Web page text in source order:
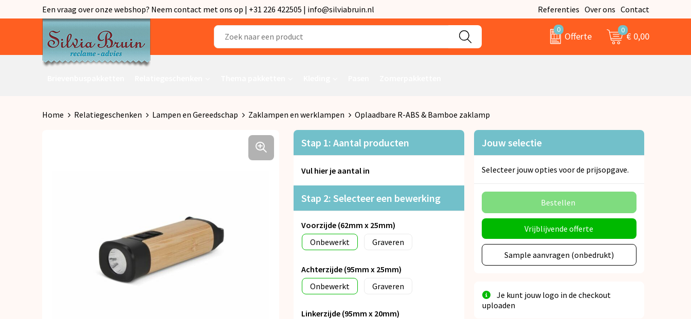
Een vraag over onze webshop? Neem contact met ons op | +31 226 422505 | info@silviabruin.nl Referenties Over ons Contact
0
Offerte
0
€ 0,00
Home Relatiegeschenken Lampen en Gereedschap Zaklampen en werklampen Oplaadbare R-ABS & Bamboe zaklamp
Stap 1: Aantal producten
Vul hier je aantal in
Stap 2: Selecteer een bewerking
Voorzijde (62mm x 25mm)
Onbewerkt
Graveren
Achterzijde (95mm x 25mm)
Onbewerkt
Graveren
Linkerzijde (95mm x 20mm)
Jouw selectie
Selecteer jouw opties voor de prijsopgave.
Bestellen
Vrijblijvende offerte
Sample aanvragen (onbedrukt)
Je kunt jouw logo in de checkout
uploaden